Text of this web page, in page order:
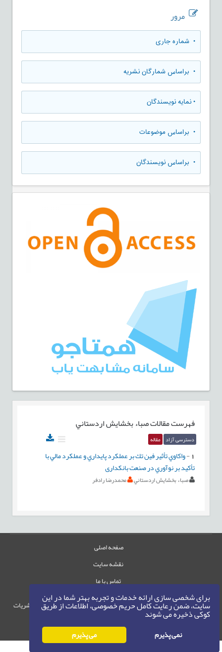
برای شخصی سازی ارائه خدمات و تجربه بهتر شما در این
سایت، ضمن رعایت کامل حریم خصوصی، اطلاعات از طریق
کوکی ذخیره می شوند
نمی پذیرم می پذیرم
مرور
• شماره جاری
• براساس شمارگان نشریه
•نمایه نویسندگان
• براساس موضوعات
• براساس نویسندگان
فهرست مقالاتصباء بخشايش اردستاني
دسترسی آزاد مقاله
-واكاوي تأثير فين تك بر عملكرد پايداري و عملكرد مالي با
تأكيد بر نوآوري در صنعت بانکداری
صباء بخشايش اردستاني محمدرضا رادفر
صفحه اصلی
نقشه سایت
تماس با ما
حقوق این وب‌سایت متعلق به سامانه مدیریت نشریات
حق نشر 1405-1396